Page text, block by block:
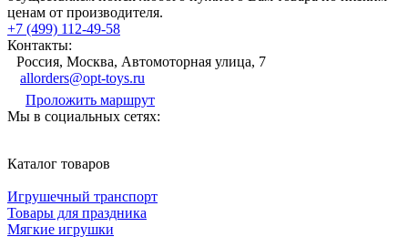
ценам от производителя.
+7 (499) 112-49-58
Контакты:
Россия, Москва, Автомоторная улица, 7
allorders@opt-toys.ru
Проложить маршрут
Мы в социальных сетях:
Каталог товаров
Игрушечный транспорт
Товары для праздника
Мягкие игрушки